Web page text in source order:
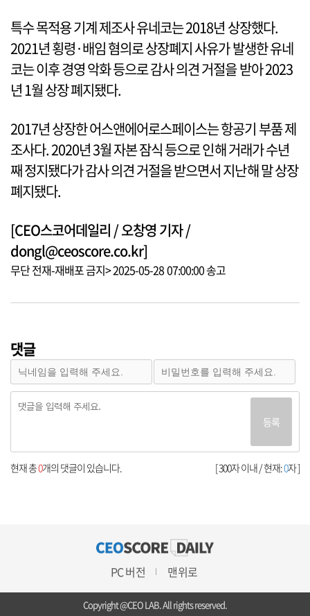
특수 목적용 기계 제조사 유네코는 2018년 상장했다.
2021년 횡령·배임 혐의로 상장폐지 사유가 발생한 유네
코는 이후 경영 악화 등으로 감사 의견 거절을 받아 2023
년 1월 상장 폐지됐다.
2017년 상장한 어스앤에어로스페이스는 항공기 부품 제
조사다. 2020년 3월 자본 잠식 등으로 인해 거래가 수년
째 정지됐다가 감사 의견 거절을 받으면서 지난해 말 상장
폐지됐다.
[CEO스코어데일리 / 오창영 기자 /
dongl@ceoscore.co.kr]
무단 전재-재배포 금지> 2025-05-28 07:00:00 송고
댓글
등록
[ 300자 이내 / 현재:0자 ]
현재 총0개의 댓글이 있습니다.
PC 버전 맨위로
Copyright @CEO LAB. All rights reserved.